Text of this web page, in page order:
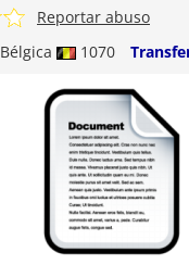
Bélgica 1070
Reportar abuso